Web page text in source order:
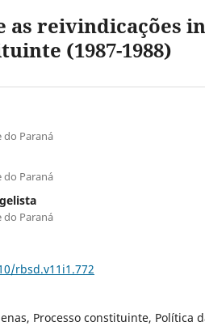
as reivindicações
(1987-1988)
do Paraná
do Paraná
do Paraná
rbsd.v11i1.772
Processo constituinte, Política